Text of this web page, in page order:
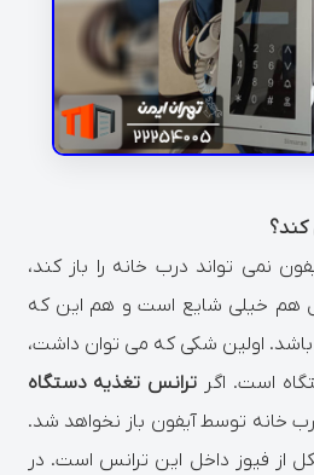
کند؟
نمی تواند درب خانه را باز کند،
هم خیلی شایع است و هم این که
باشد. اولین شکی که می توان داشت،
است. اگر ترانس تغذیه دستگاه
خانه توسط آیفون باز نخواهد شد.
از فیوز داخل این ترانس است. در